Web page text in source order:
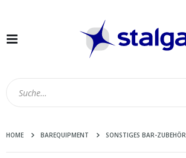
Navigation
HOME BAREQUIPMENT SONSTIGES BAR-ZUBEHÖR